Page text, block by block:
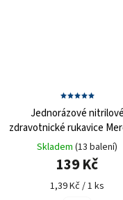
Jednorázové nitrilové
zdravotnické rukavice
NITRYLEX růžové 100 ks
Skladem (13 balení)
139 Kč
1,39 Kč / 1 ks